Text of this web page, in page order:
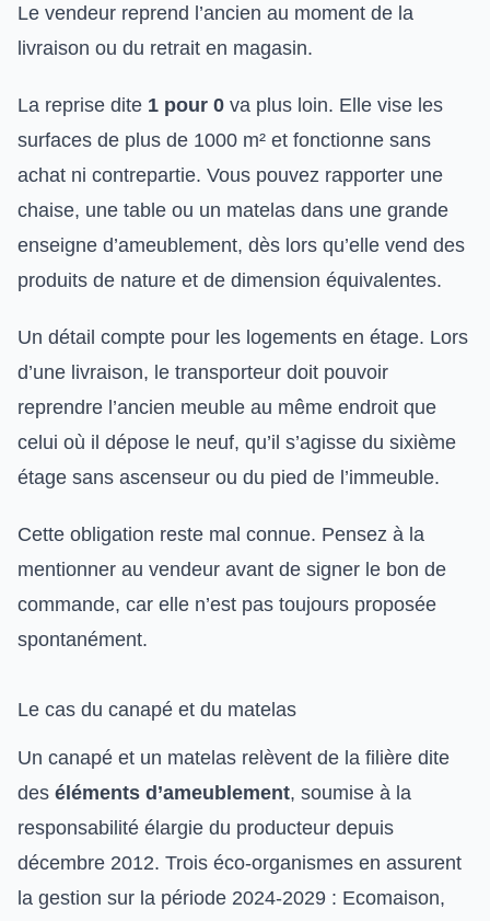
Le vendeur reprend l’ancien au moment de la
livraison ou du retrait en magasin.
La reprise dite 1 pour 0 va plus loin. Elle vise les
surfaces de plus de 1000 m² et fonctionne sans
achat ni contrepartie. Vous pouvez rapporter une
chaise, une table ou un matelas dans une grande
enseigne d’ameublement, dès lors qu’elle vend des
produits de nature et de dimension équivalentes.
Un détail compte pour les logements en étage. Lors
d’une livraison, le transporteur doit pouvoir
reprendre l’ancien meuble au même endroit que
celui où il dépose le neuf, qu’il s’agisse du sixième
étage sans ascenseur ou du pied de l’immeuble.
Cette obligation reste mal connue. Pensez à la
mentionner au vendeur avant de signer le bon de
commande, car elle n’est pas toujours proposée
spontanément.
Le cas du canapé et du matelas
Un canapé et un matelas relèvent de la filière dite
des éléments d’ameublement, soumise à la
responsabilité élargie du producteur depuis
décembre 2012. Trois éco-organismes en assurent
la gestion sur la période 2024-2029 : Ecomaison,